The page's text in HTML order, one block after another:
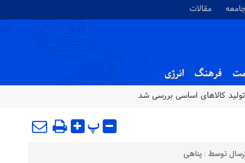
مقالات
فرهنگ انرژی
کالاهای اساسی بررسی شد
پ
ارسال توسط : پناهی